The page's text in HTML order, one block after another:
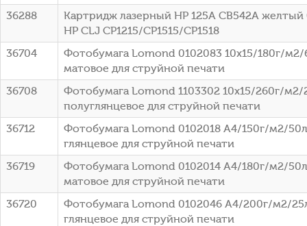
36288
Картридж лазерный HP 125A CB542A желтый
HP CLJ CP1215/CP1515/CP1518
36704
Фотобумага Lomond 0102083 10x15/180г/
матовое для струйной печати
36708
Фотобумага Lomond 1103302 10x15/260г/
полуглянцевое для струйной печати
36712
Фотобумага Lomond 0102018 A4/150г/м2/
глянцевое для струйной печати
36719
Фотобумага Lomond 0102014 A4/180г/м2/
матовое для струйной печати
36720
Фотобумага Lomond 0102046 A4/200г/м2/
глянцевое для струйной печати